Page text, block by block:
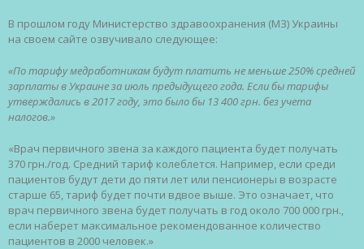
В прошлом году Министерство здравоохранения (МЗ) Украины
на своем сайте озвучивало следующее:
«По тарифу медработникам будут платить не меньше 250% средней
зарплаты в Украине за июль предыдущего года. Если бы тарифы
утверждались в 2017 году, это было бы 13 400 грн. без учета
налогов.»
«Врач первичного звена за каждого пациента будет получать
370 грн./год. Средний тариф колеблется. Например, если среди
пациентов будут дети до пяти лет или пенсионеры в возрасте
старше 65, тариф будет почти вдвое выше. Это означает, что
врач первичного звена будет получать в год около 700 000 грн.,
если наберет максимальное рекомендованное количество
пациентов в 2000 человек.»